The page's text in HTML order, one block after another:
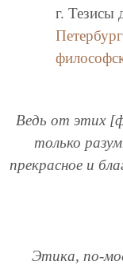
г. Тезисы
Петербург
Ведь от этих
только
прекрасное и
Этика, по-